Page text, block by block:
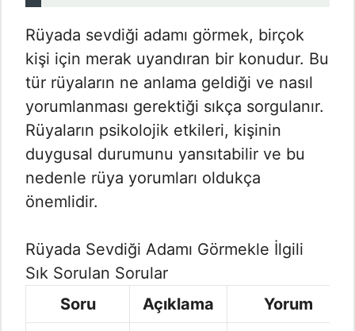
Rüyada sevdiği adamı görmek, birçok
kişi için merak uyandıran bir konudur. Bu
tür rüyaların ne anlama geldiği ve nasıl
yorumlanması gerektiği sıkça sorgulanır.
Rüyaların psikolojik etkileri, kişinin
duygusal durumunu yansıtabilir ve bu
nedenle rüya yorumları oldukça
önemlidir.
Rüyada Sevdiği Adamı Görmekle İlgili
Sık Sorulan Sorular
Soru
Açıklama Yorum